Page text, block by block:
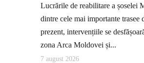
Lucrările de reabilitare a șoselei
dintre cele mai importante
prezent, intervențiile se
zona Arca Moldovei și...
7 august 2026